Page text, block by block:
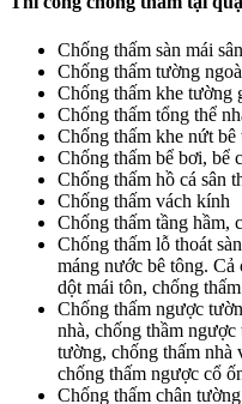
Chống thấm sàn mái
Chống thấm tường
Chống thấm khe tường
Chống thấm tổng thể
Chống thấm khe nứt
Chống thấm bể bơi, bể
Chống thấm hồ cá sân
Chống thấm vách kính
Chống thấm tầng hầm,
Chống thấm lỗ thoát
máng nước bê tông.
dột mái tôn, chống
Chống thấm ngược
nhà, chống thầm
tường, chống thấm nhà
chống thấm ngược cổ
Chống thấm chân